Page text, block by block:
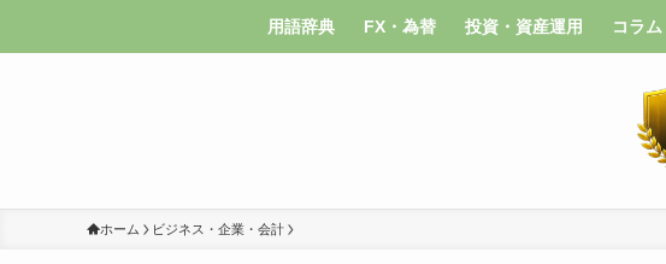
用語辞典 FX・為替 投資・資産運用 コラム
ホーム ビジネス・企業・会計